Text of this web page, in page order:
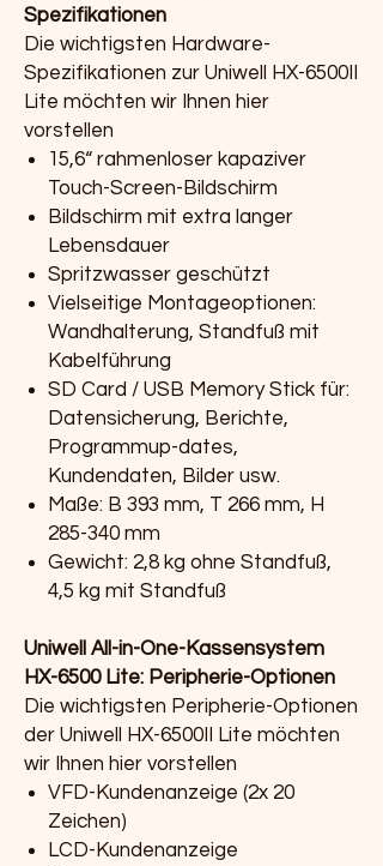
Spezifikationen
Die wichtigsten Hardware-
Spezifikationen zur Uniwell HX-6500II
Lite möchten wir Ihnen hier
vorstellen
15,6“ rahmenloser kapaziver
Touch-Screen-Bildschirm
Bildschirm mit extra langer
Lebensdauer
Spritzwasser geschützt
Vielseitige Montageoptionen:
Wandhalterung, Standfuß mit
Kabelführung
SD Card / USB Memory Stick für:
Datensicherung, Berichte,
Programmup-dates,
Kundendaten, Bilder usw.
Maße: B 393 mm, T 266 mm, H
285-340 mm
Gewicht: 2,8 kg ohne Standfuß,
4,5 kg mit Standfuß
Uniwell All-in-One-Kassensystem
HX-6500 Lite: Peripherie-Optionen
Die wichtigsten Peripherie-Optionen
der Uniwell HX-6500II Lite möchten
wir Ihnen hier vorstellen
VFD-Kundenanzeige (2x 20
Zeichen)
LCD-Kundenanzeige